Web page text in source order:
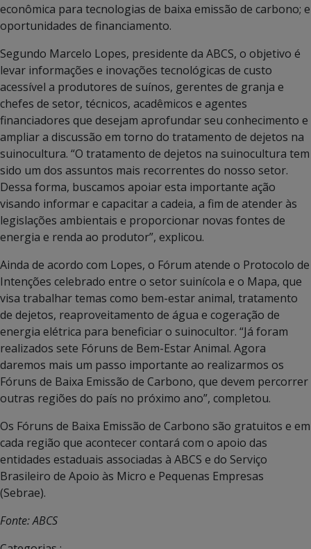
econômica para tecnologias de baixa emissão de carbono; e
oportunidades de financiamento.
Segundo Marcelo Lopes, presidente da ABCS, o objetivo é
levar informações e inovações tecnológicas de custo
acessível a produtores de suínos, gerentes de granja e
chefes de setor, técnicos, acadêmicos e agentes
financiadores que desejam aprofundar seu conhecimento e
ampliar a discussão em torno do tratamento de dejetos na
suinocultura. “O tratamento de dejetos na suinocultura tem
sido um dos assuntos mais recorrentes do nosso setor.
Dessa forma, buscamos apoiar esta importante ação
visando informar e capacitar a cadeia, a fim de atender às
legislações ambientais e proporcionar novas fontes de
energia e renda ao produtor”, explicou.
Ainda de acordo com Lopes, o Fórum atende o Protocolo de
Intenções celebrado entre o setor suinícola e o Mapa, que
visa trabalhar temas como bem-estar animal, tratamento
de dejetos, reaproveitamento de água e cogeração de
energia elétrica para beneficiar o suinocultor. “Já foram
realizados sete Fóruns de Bem-Estar Animal. Agora
daremos mais um passo importante ao realizarmos os
Fóruns de Baixa Emissão de Carbono, que devem percorrer
outras regiões do país no próximo ano”, completou.
Os Fóruns de Baixa Emissão de Carbono são gratuitos e em
cada região que acontecer contará com o apoio das
entidades estaduais associadas à ABCS e do Serviço
Brasileiro de Apoio às Micro e Pequenas Empresas
(Sebrae).
Fonte: ABCS